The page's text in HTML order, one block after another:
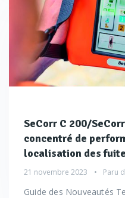
SeCorr C 200/
concentré de
localisation des
21 novembre 2023 Paru
Guide des Nouveautés